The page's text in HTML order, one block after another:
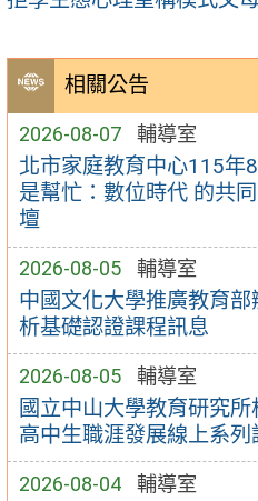
相關公告
2026-08-07 輔導室
北市家庭教育中心115年
是幫忙：數位時代 的共
壇
2026-08-05 輔導室
中國文化大學推廣教育
析基礎認證課程訊息
2026-08-05 輔導室
國立中山大學教育研究
高中生職涯發展線上系
2026-08-04 輔導室